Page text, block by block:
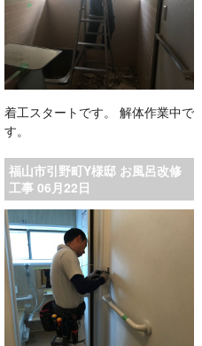
着工スタートです。 解体作業中で
す。
福山市引野町Y様邸 お風呂改修
工事 06月22日